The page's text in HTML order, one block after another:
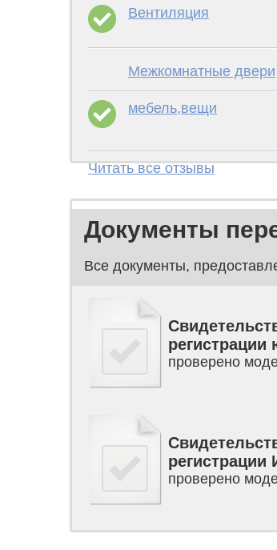
Вентиляция
Межкомнатные двери
мебель,вещи
Читать все отзывы
Документы
Все документы,
регистрации
проверено
регистрации
проверено